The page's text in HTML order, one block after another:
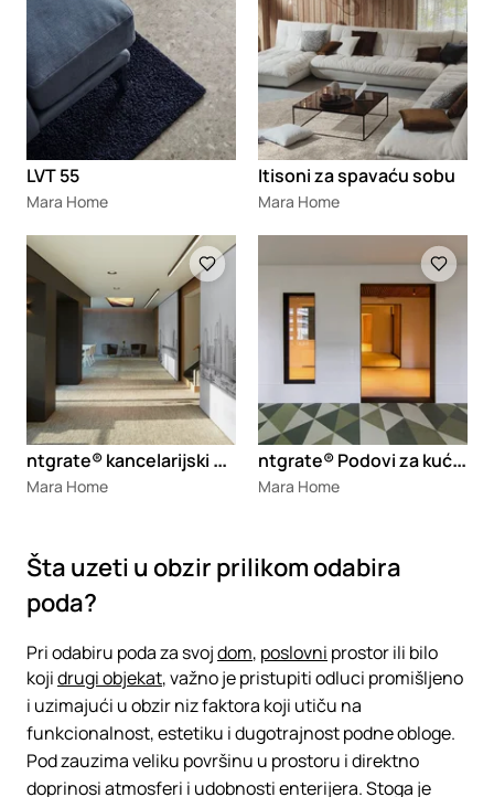
LVT 55
Mara Home
Itisoni za spavaću sobu
Mara Home
Loading
n
tgrate® kancelarijski podovi
Mara Home
n
tgrate® Podovi za kuće i stanove
Mara Home
Šta uzeti u obzir prilikom odabira
poda?
Pri odabiru poda za svojdom, poslovni prostor ili bilo
kojidrugi objekat, važno je pristupiti odluci promišljeno
i uzimajući u obzir niz faktora koji utiču na
funkcionalnost, estetiku i dugotrajnost podne obloge.
Pod zauzima veliku površinu u prostoru i direktno
doprinosi atmosferi i udobnosti enterijera. Stoga je